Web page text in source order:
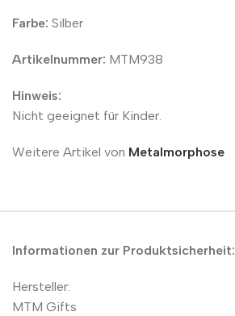
Farbe: Silber
Artikelnummer: MTM938
Hinweis:
Nicht geeignet für Kinder.
Weitere Artikel von Metalmorphose
Informationen zur Produktsicherheit:
Hersteller:
MTM Gifts